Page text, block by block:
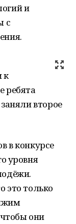
и
с
к
ребята
второе
в конкурсе
уровня
это только
они